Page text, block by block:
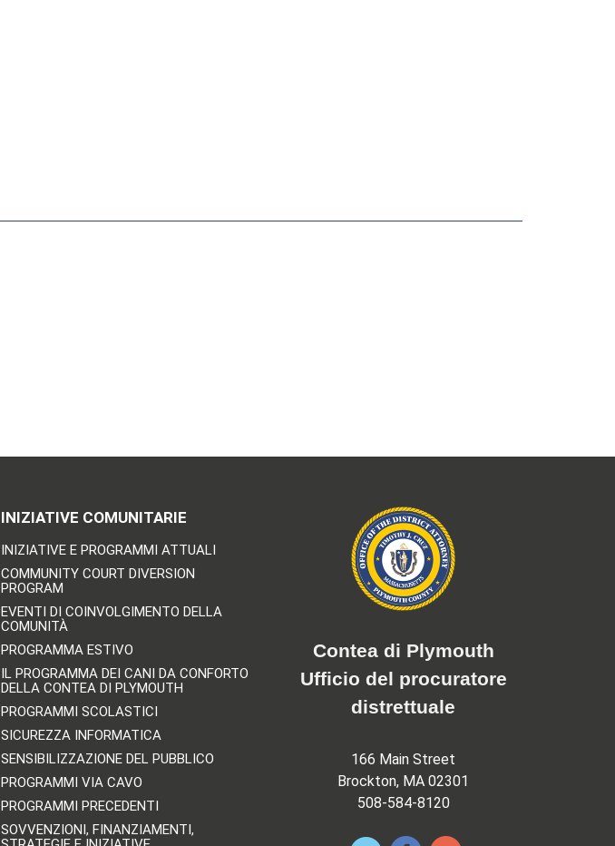
INIZIATIVE COMUNITARIE
INIZIATIVE E PROGRAMMI ATTUALI
COMMUNITY COURT DIVERSION
PROGRAM
EVENTI DI COINVOLGIMENTO DELLA
COMUNITÀ
PROGRAMMA ESTIVO
IL PROGRAMMA DEI CANI DA CONFORTO
DELLA CONTEA DI PLYMOUTH
PROGRAMMI SCOLASTICI
SICUREZZA INFORMATICA
SENSIBILIZZAZIONE DEL PUBBLICO
PROGRAMMI VIA CAVO
PROGRAMMI PRECEDENTI
SOVVENZIONI, FINANZIAMENTI,
Contea di Plymouth
Ufficio del procuratore
distrettuale
166 Main Street
Brockton, MA 02301
508-584-8120